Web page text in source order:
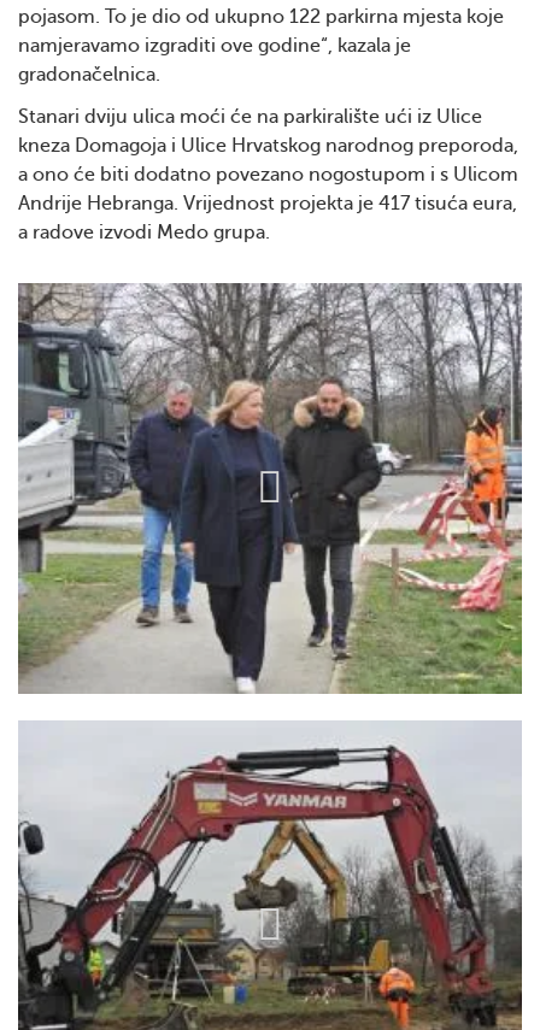
pojasom. To je dio od ukupno 122 parkirna mjesta koje
namjeravamo izgraditi ove godine“, kazala je
gradonačelnica.
Stanari dviju ulica moći će na parkiralište ući iz Ulice
kneza Domagoja i Ulice Hrvatskog narodnog preporoda,
a ono će biti dodatno povezano nogostupom i s Ulicom
Andrije Hebranga. Vrijednost projekta je 417 tisuća eura,
a radove izvodi Medo grupa.